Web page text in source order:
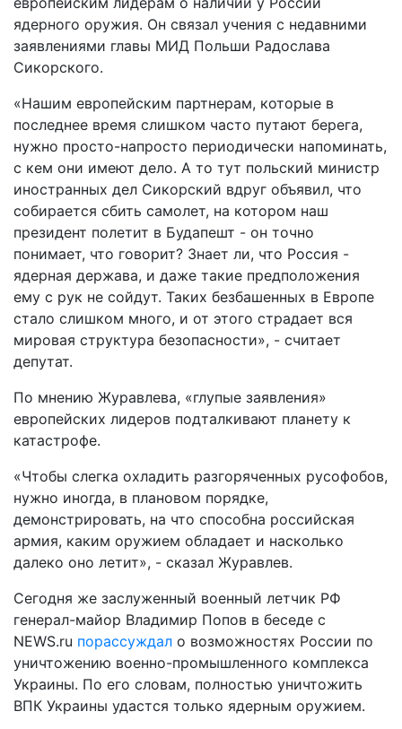
ядерного оружия. Он связал учения с недавними
заявлениями главы МИД Польши Радослава
Сикорского.
«Нашим европейским партнерам, которые в
последнее время слишком часто путают берега,
нужно просто-напросто периодически напоминать,
с кем они имеют дело. А то тут польский министр
иностранных дел Сикорский вдруг объявил, что
собирается сбить самолет, на котором наш
президент полетит в Будапешт - он точно
понимает, что говорит? Знает ли, что Россия -
ядерная держава, и даже такие предположения
ему с рук не сойдут. Таких безбашенных в Европе
стало слишком много, и от этого страдает вся
мировая структура безопасности», - считает
депутат.
По мнению Журавлева, «глупые заявления»
европейских лидеров подталкивают планету к
катастрофе.
«Чтобы слегка охладить разгоряченных русофобов,
нужно иногда, в плановом порядке,
демонстрировать, на что способна российская
армия, каким оружием обладает и насколько
далеко оно летит», - сказал Журавлев.
Сегодня же заслуженный военный летчик РФ
генерал-майор Владимир Попов в беседе с
NEWS.ru порассуждал о возможностях России по
уничтожению военно-промышленного комплекса
Украины. По его словам, полностью уничтожить
ВПК Украины удастся только ядерным оружием.